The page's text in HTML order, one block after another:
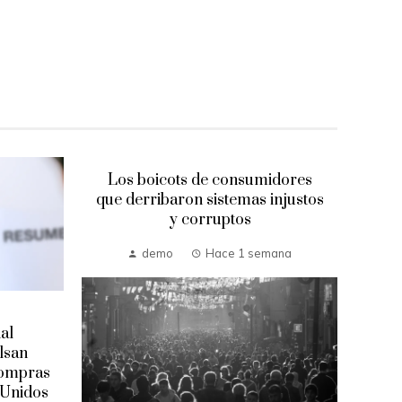
Los boicots de consumidores
que derribaron sistemas injustos
y corruptos
demo Hace 1 semana